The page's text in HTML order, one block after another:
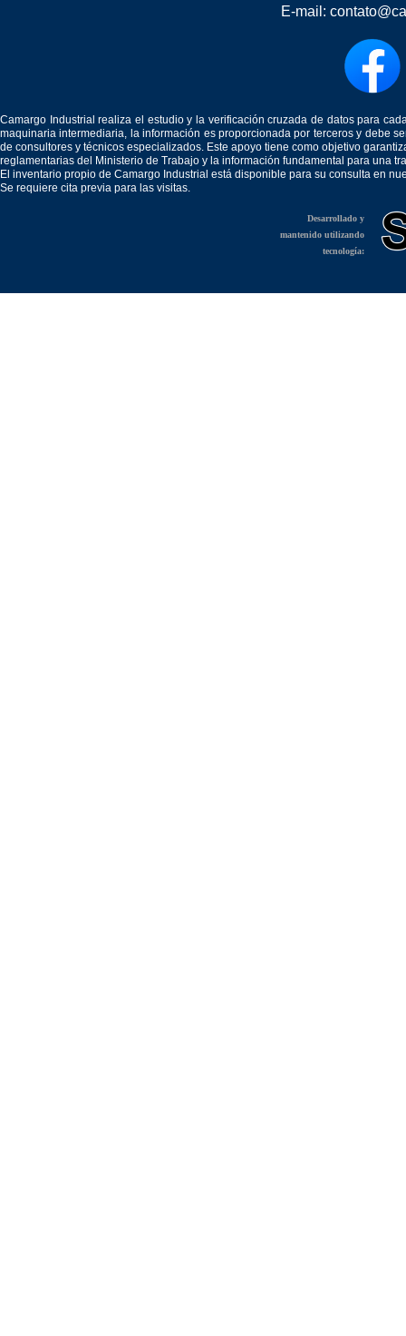
E-mail:
Camargo Industrial realiza el estudio y la verificación cruzada de datos para
maquinaria intermediaria, la información es proporcionada por terceros y debe
de consultores y técnicos especializados. Este apoyo tiene como objetivo
reglamentarias del Ministerio de Trabajo y la información fundamental para una
El inventario propio de Camargo Industrial está disponible para su consulta en
Se requiere cita previa para las visitas.
Desarrollado y
mantenido utilizando
tecnología: